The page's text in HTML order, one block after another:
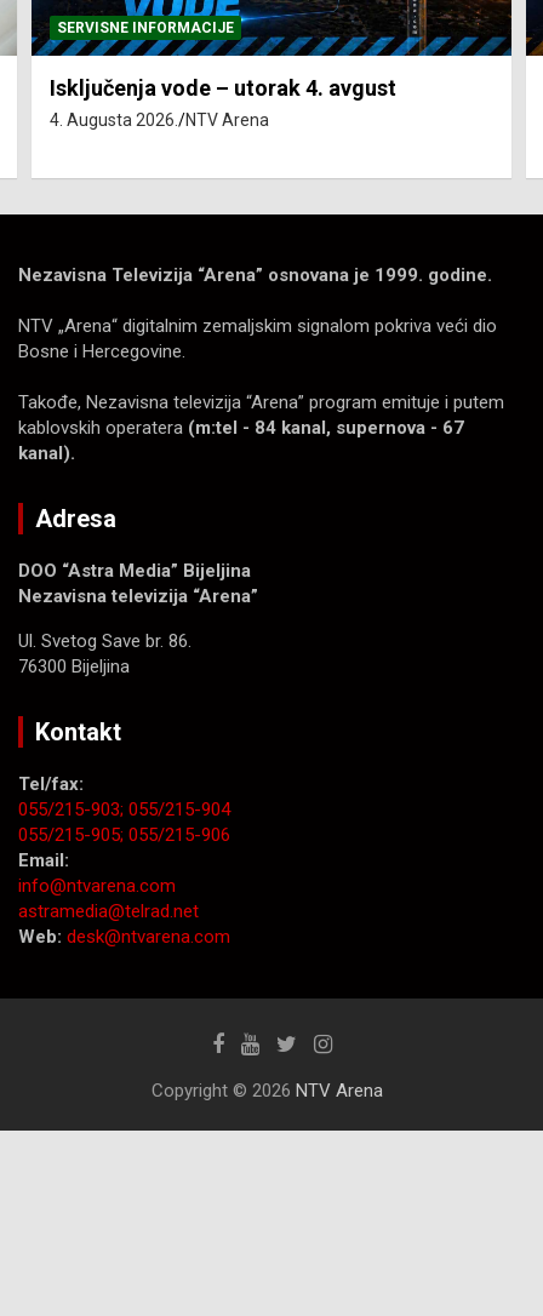
SERVISNE INFORMACIJE
Isključenja vode – utorak 4. avgust
4. Augusta 2026. NTV Arena
Nezavisna Televizija “Arena” osnovana je 1999. godine.
NTV „Arena“ digitalnim zemaljskim signalom pokriva veći dio
Bosne i Hercegovine.
Takođe, Nezavisna televizija “Arena” program emituje i putem
kablovskih operatera (m:tel - 84 kanal, supernova - 67
kanal).
Adresa
DOO “Astra Media” Bijeljina
Nezavisna televizija “Arena”
Ul. Svetog Save br. 86.
76300 Bijeljina
Kontakt
Tel/fax:
055/215-903; 055/215-904
055/215-905; 055/215-906
Email:
info@ntvarena.com
astramedia@telrad.net
Web: desk@ntvarena.com
Copyright © 2026 NTV Arena